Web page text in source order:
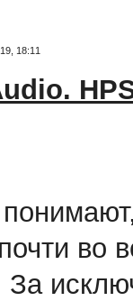
18:11
во
За